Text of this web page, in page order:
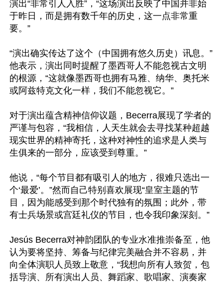
演出“非常引人入胜”，“这场演出反映了中国并非始
于昨日，而是拥有数千年的历史，这一点非常重
要。”
“演出确实传达了这个（中国拥有悠久历史）讯息。”
他表示，演出同时提醒了墨西哥人不能忽视古文明
的根源，“这就像墨西哥也拥有马雅、纳华、奥托米
或阿兹特克文化一样，我们不能忽视它。”
对于演出蕴含精神信仰议题，Becerra展现了学者的
严谨与包容，“我相信，人天生就会去寻找某种超越
现实世界的精神寄托，这种对神性的追求是人类与
生俱来的一部分，应该受到尊重。”
他说，“每个节目都有吸引人的地方，很难只选出一
个‘最爱’。”然而自己特别喜欢展现“皇室主题的节
目，因为能感受到那个时代独有的氛围；此外，带
有士兵场景或宫廷礼仪的节目，也令我印象深刻。”
Jesús Becerra对神韵团队的专业水准推崇备至，他
认为要将坚持、筹备与纪律完美融合并不容易，并
向全体演职人员致上敬意，“我想向所有人致贺，包
括导演、所有演出人员、舞蹈家、歌唱家、演奏家